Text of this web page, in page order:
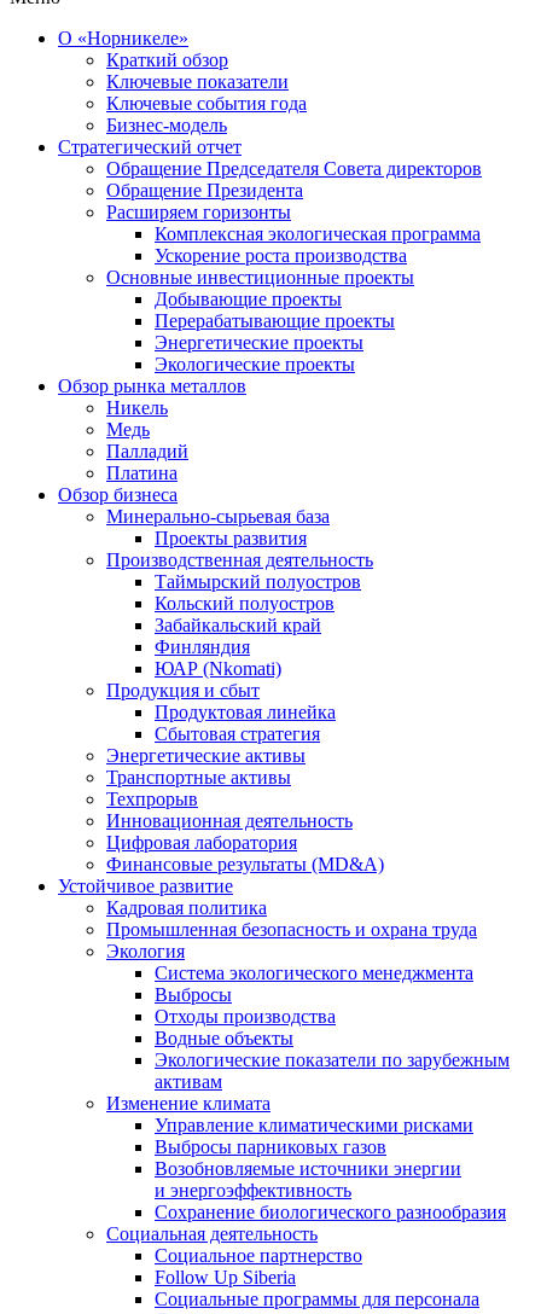
О «Норникеле»
Краткий обзор
Ключевые показатели
Ключевые события года
Бизнес-модель
Стратегический отчет
Обращение Председателя Совета директоров
Обращение Президента
Расширяем горизонты
Комплексная экологическая программа
Ускорение роста производства
Основные инвестиционные проекты
Добывающие проекты
Перерабатывающие проекты
Энергетические проекты
Экологические проекты
Обзор рынка металлов
Никель
Медь
Палладий
Платина
Обзор бизнеса
Минерально-сырьевая база
Проекты развития
Производственная деятельность
Таймырский полуостров
Кольский полуостров
Забайкальский край
Финляндия
ЮАР (Nkomati)
Продукция и сбыт
Продуктовая линейка
Сбытовая стратегия
Энергетические активы
Транспортные активы
Техпрорыв
Инновационная деятельность
Цифровая лаборатория
Финансовые результаты (MD&A)
Устойчивое развитие
Кадровая политика
Промышленная безопасность и охрана труда
Экология
Система экологического менеджмента
Выбросы
Отходы производства
Водные объекты
Экологические показатели по зарубежным
активам
Изменение климата
Управление климатическими рисками
Выбросы парниковых газов
Возобновляемые источники энергии
и энергоэффективность
Сохранение биологического разнообразия
Социальная деятельность
Социальное партнерство
Follow Up Siberia
Социальные программы для персонала